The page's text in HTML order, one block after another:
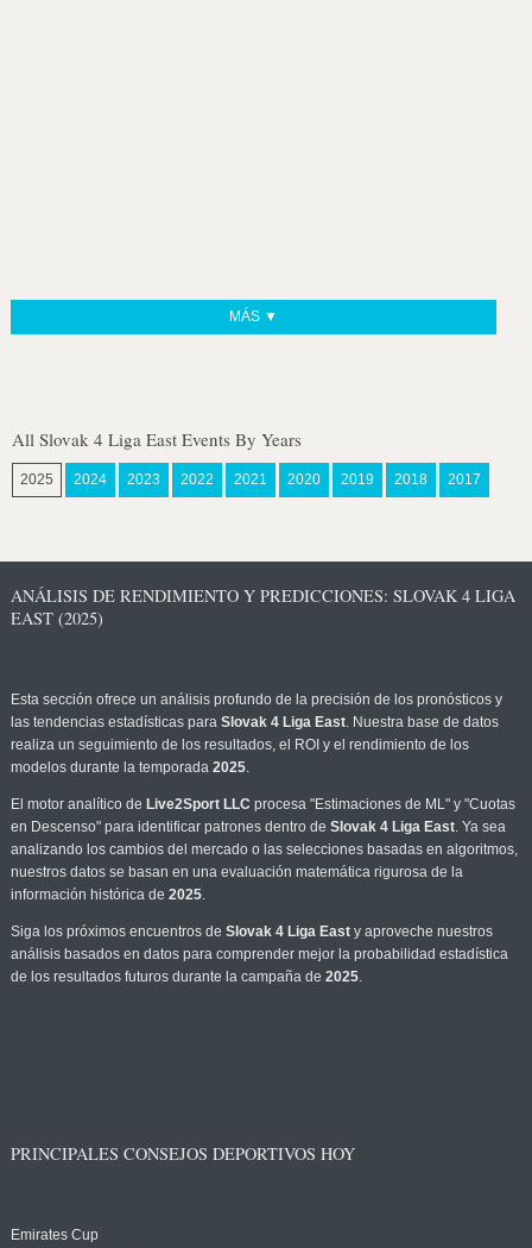
MÁS ▼
All Slovak 4 Liga East Events By Years
2025 2024 2023 2022 2021 2020 2019 2018 2017
ANÁLISIS DE RENDIMIENTO Y PREDICCIONES: SLOVAK 4 LIGA
EAST (2025)
Esta sección ofrece un análisis profundo de la precisión de los pronósticos y
las tendencias estadísticas para Slovak 4 Liga East. Nuestra base de datos
realiza un seguimiento de los resultados, el ROI y el rendimiento de los
modelos durante la temporada 2025.
El motor analítico de Live2Sport LLC procesa "Estimaciones de ML" y "Cuotas
en Descenso" para identificar patrones dentro de Slovak 4 Liga East. Ya sea
analizando los cambios del mercado o las selecciones basadas en algoritmos,
nuestros datos se basan en una evaluación matemática rigurosa de la
información histórica de 2025.
Siga los próximos encuentros de Slovak 4 Liga Easty aproveche nuestros
análisis basados en datos para comprender mejor la probabilidad estadística
de los resultados futuros durante la campaña de 2025.
PRINCIPALES CONSEJOS DEPORTIVOS HOY
Emirates Cup